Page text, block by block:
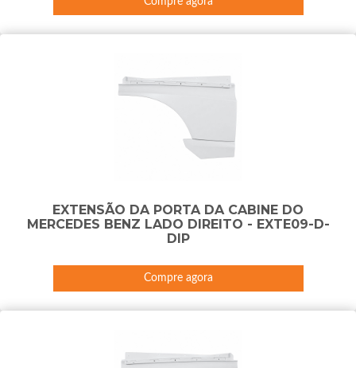
EXTENSÃO DA PORTA DA CABINE DO
MERCEDES BENZ LADO DIREITO - EXTE09-D-
DIP
Compre agora